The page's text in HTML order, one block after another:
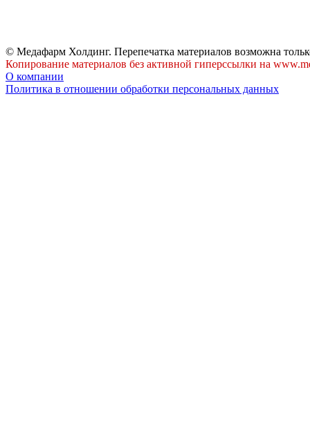
© Медафарм Холдинг. Перепечатка материалов возможна
Копирование материалов без активной гиперссылки на
О компании
Политика в отношении обработки персональных данных